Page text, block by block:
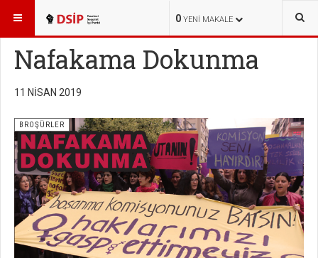
0 YENI MAKALE
BURADASINIZ: KÜTÜPHANE BROŞÜRLER
Nafakama Dokunma
11 NISAN 2019
BROŞÜRLER